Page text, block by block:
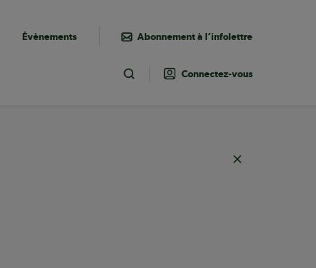
Évènements Abonnement à l’infolettre
Toggle Search
Connectez-vous